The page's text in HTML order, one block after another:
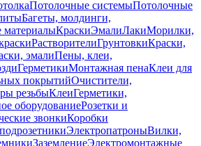
Потолочные системыПотолочные
Багеты, молдинги,
материалыКраскиЭмалиЛакиМорилки,
РастворителиГрунтовкиКраски,
эмалиПены, клеи,
ГерметикиМонтажная пенаКлеи для
покрытийОчистители,
резьбыКлеиГерметики,
оборудованиеРозетки и
звонкиКоробки
ЭлектропатроныВилки,
ЗаземлениеЭлектромонтажные